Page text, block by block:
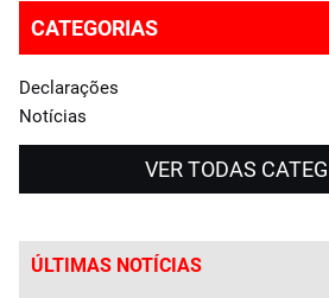
CATEGORIAS
Declarações
Notícias
VER TODAS
ÚLTIMAS NOTÍCIAS